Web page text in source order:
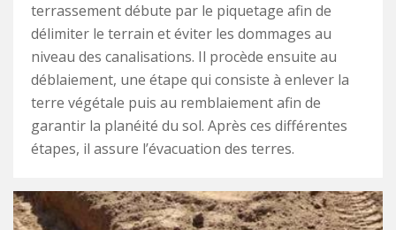
terrassement débute par le piquetage afin de
délimiter le terrain et éviter les dommages au
niveau des canalisations. Il procède ensuite au
déblaiement, une étape qui consiste à enlever la
terre végétale puis au remblaiement afin de
garantir la planéité du sol. Après ces différentes
étapes, il assure l’évacuation des terres.